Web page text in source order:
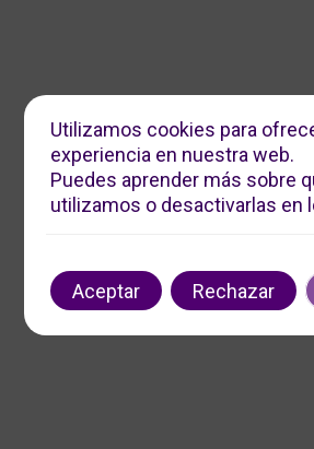
Servicios Digitales
Ofrecemos soluciones digitales
impulsar tu negocio. Contáctanos
Contacto
Utilizamos cookies para
experiencia en nuestra web.
Puedes aprender más sobre
utilizamos o desactivarlas en
Aceptar Rechazar